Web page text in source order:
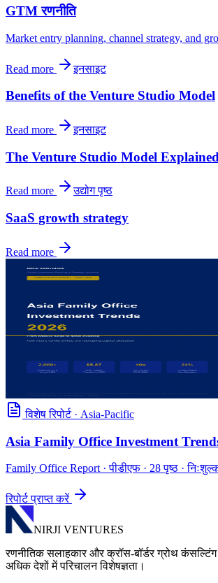
GTM रणनीति
Market entry planning, channel strategy, and
Read more इनसाइट
Benefits of the Venture Studio Model
Read more इनसाइट
The Venture Studio Model Explained
Read more उद्योग पृष्ठ
SaaS growth strategy
Read more
विशेष रिपोर्ट· Asia-Pacific
Asia Family Office Investment
Family Office Report · पीडीएफ · 28 पृष्ठ ·
रिपोर्ट प्राप्त करें
NIRJI VENTURES
रणनीतिक सलाहकार और क्रॉस-बॉर्डर ग्रोथ
अधिक देशों में परिचालन विशेषज्ञता।